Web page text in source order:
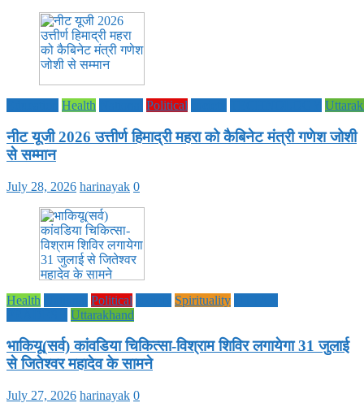
Health Political
नीट यूजी 2026 उत्तीर्ण हिमाद्री महरा को कैबिनेट मंत्री गणेश जोशी
से सम्मान
July 28, 2026 harinayak 0
Health Political Spirituality
Uttarakhand
भाकियू(सर्व) कांवडिया चिकित्सा-विश्राम शिविर लगायेगा 31 जुलाई
से जितेश्वर महादेव के सामने
July 27, 2026 harinayak 0